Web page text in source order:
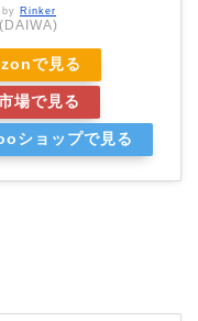
Rinker
で見る
場で見る
ショップで見る